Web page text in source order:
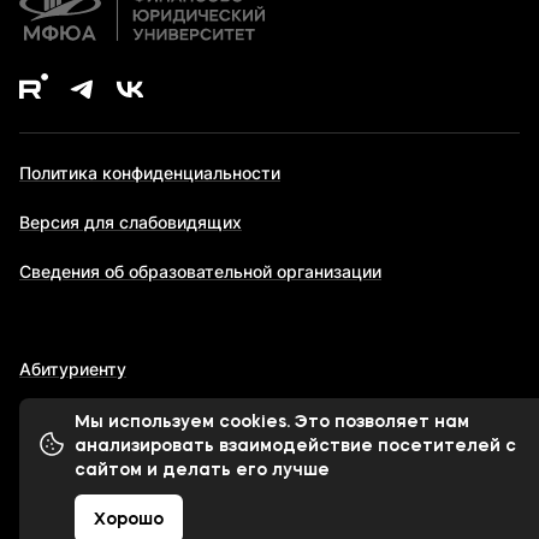
Политика конфиденциальности
Версия для слабовидящих
Сведения об образовательной организации
Абитуриенту
© 1998-2026 Московский финансово-юридический
университет МФЮА
Мы используем cookies. Это позволяет нам
анализировать взаимодействие посетителей с
сайтом и делать его лучше
Хорошо